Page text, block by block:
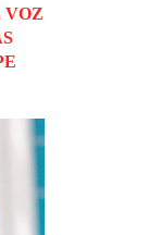
VOZ